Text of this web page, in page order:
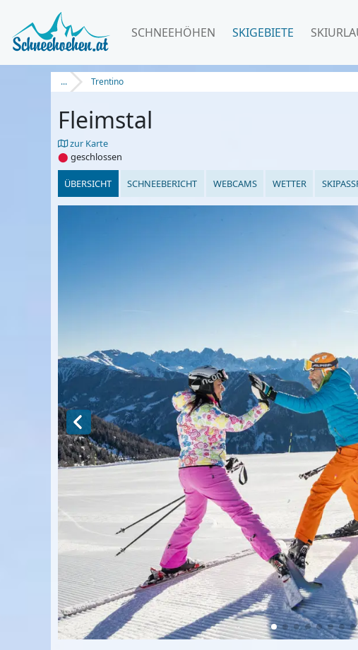
SCHNEEHÖHEN SKIGEBIETE
... Trentino
Fleimstal
zur Karte
⬤ geschlossen
ÜBERSICHT SCHNEEBERICHT WEBCAMS WETTER